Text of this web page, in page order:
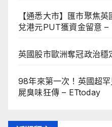
【通悉大市】匯市聚焦
兌港元PUT獲資金留意
英國股市歐洲奪冠政治穩
98年來第一次！英國超
屍臭味狂傳 – ETtoday